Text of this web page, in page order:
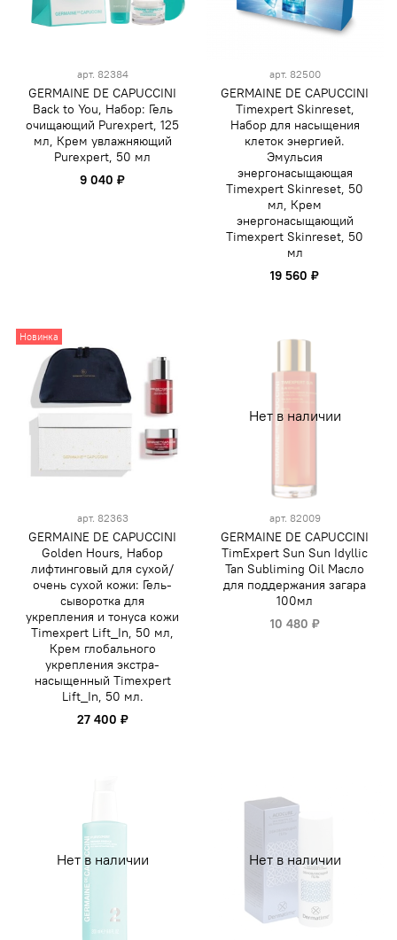
арт. 82384
GERMAINE DE CAPUCCINI
Back to You, Набор: Гель
очищающий Purexpert, 125
мл, Крем увлажняющий
Purexpert, 50 мл
9 040 ₽
арт. 82500
GERMAINE DE CAPUCCINI
Timexpert Skinreset,
Набор для насыщения
клеток энергией.
Эмульсия
энергонасыщающая
Timexpert Skinreset, 50
мл, Крем
энергонасыщающий
Timexpert Skinreset, 50
мл
19 560 ₽
Новинка
арт. 82363
GERMAINE DE CAPUCCINI
Golden Hours, Набор
лифтинговый для сухой/
очень сухой кожи: Гель-
сыворотка для
укрепления и тонуса кожи
Timexpert Lift_In, 50 мл,
Крем глобального
укрепления экстра-
насыщенный Timexpert
Lift_In, 50 мл.
27 400 ₽
Нет в наличии
арт. 82009
GERMAINE DE CAPUCCINI
TimExpert Sun Sun Idyllic
Tan Subliming Oil Масло
для поддержания загара
100мл
10 480 ₽
Нет в наличии Нет в наличии